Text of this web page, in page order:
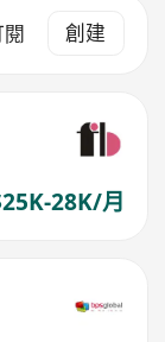
創建
28K/月